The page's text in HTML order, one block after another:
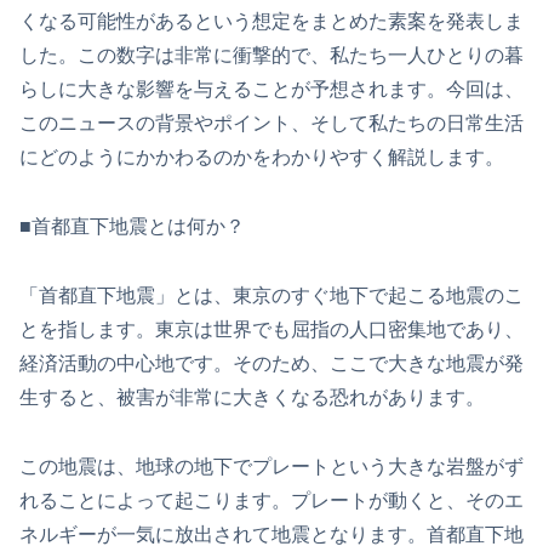
くなる可能性があるという想定をまとめた素案を発表しま
した。この数字は非常に衝撃的で、私たち一人ひとりの暮
らしに大きな影響を与えることが予想されます。今回は、
このニュースの背景やポイント、そして私たちの日常生活
にどのようにかかわるのかをわかりやすく解説します。
■首都直下地震とは何か？
「首都直下地震」とは、東京のすぐ地下で起こる地震のこ
とを指します。東京は世界でも屈指の人口密集地であり、
経済活動の中心地です。そのため、ここで大きな地震が発
生すると、被害が非常に大きくなる恐れがあります。
この地震は、地球の地下でプレートという大きな岩盤がず
れることによって起こります。プレートが動くと、そのエ
ネルギーが一気に放出されて地震となります。首都直下地